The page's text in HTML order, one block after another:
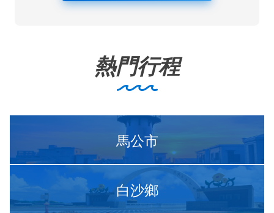
熱門行程
馬公市
白沙鄉